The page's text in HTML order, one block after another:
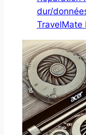
dur/
TravelMate